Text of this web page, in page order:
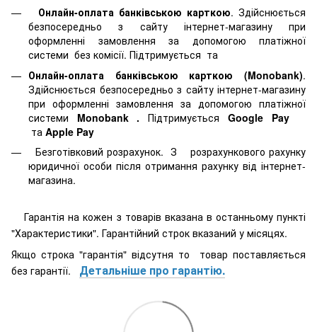
Онлайн-оплата банківською карткою. Здійснюється
безпосередньо з сайту інтернет-магазину при
оформленні замовлення за допомогою платіжної
системи без комісії. Підтримується та
Онлайн-оплата банківською карткою (Monobank).
Здійснюється безпосередньо з сайту інтернет-магазину
при оформленні замовлення за допомогою платіжної
системи Monobank .Підтримується Google Pay
та Apple Pay
Безготівковий розрахунок. З розрахункового рахунку
юридичної особи після отримання рахунку від інтернет-
магазина.
Гарантія на кожен з товарів вказана в останньому пункті
"Характеристики". Гарантійний строк вказаний у місяцях.
Якщо строка "гарантія" відсутня то товар поставляється
без гарантії. Детальніше про гарантію.